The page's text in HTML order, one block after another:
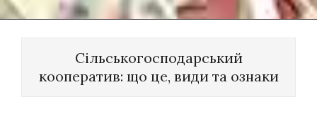
Сільськогосподарський
кооператив: що це, види та ознаки